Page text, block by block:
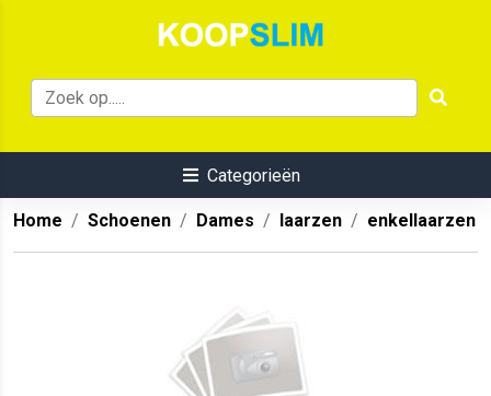
Categorieën
Home Schoenen Dames laarzen enkellaarzen